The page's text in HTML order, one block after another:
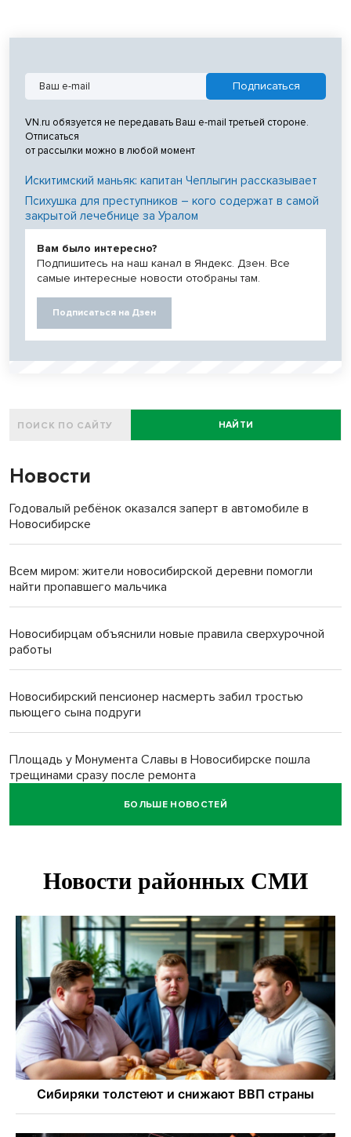
VN.ru обязуется не передавать Ваш e-mail третьей стороне.
Отписаться
от рассылки можно в любой момент
Искитимский маньяк: капитан Чеплыгин рассказывает
Психушка для преступников – кого содержат в самой
закрытой лечебнице за Уралом
Вам было интересно?
Подпишитесь на наш канал в Яндекс. Дзен. Все
самые интересные новости отобраны там.
Подписаться на Дзен
НАЙТИ
Новости
Годовалый ребёнок оказался заперт в автомобиле в
Новосибирске
Всем миром: жители новосибирской деревни помогли
найти пропавшего мальчика
Новосибирцам объяснили новые правила сверхурочной
работы
Новосибирский пенсионер насмерть забил тростью
пьющего сына подруги
Площадь у Монумента Славы в Новосибирске пошла
трещинами сразу после ремонта
Африканский врач поразил новосибирцев в травмпункте
Покрытие рулежных дорожек обновили в аэропорту
В Новосибирске зафиксирован рост заболеваемости
энтеровирусной инфекцией
В Новосибирске осудили внука за продажу дедова ружья
псевдо-мигранту
БОЛЬШЕ НОВОСТЕЙ